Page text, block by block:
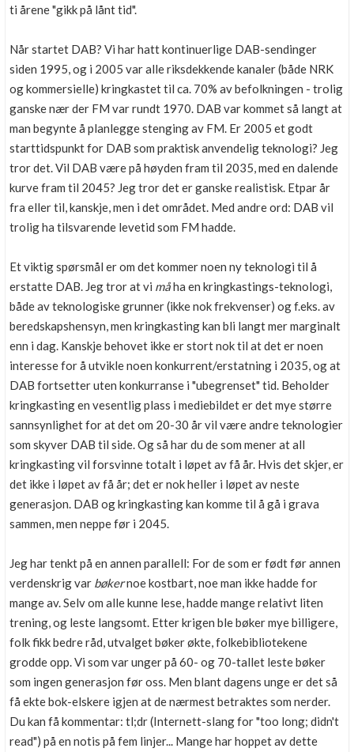
ti årene "gikk på lånt tid".
Når startet DAB? Vi har hatt kontinuerlige DAB-sendinger
siden 1995, og i 2005 var alle riksdekkende kanaler (både NRK
og kommersielle) kringkastet til ca. 70% av befolkningen - trolig
ganske nær der FM var rundt 1970. DAB var kommet så langt at
man begynte å planlegge stenging av FM. Er 2005 et godt
starttidspunkt for DAB som praktisk anvendelig teknologi? Jeg
tror det. Vil DAB være på høyden fram til 2035, med en dalende
kurve fram til 2045? Jeg tror det er ganske realistisk. Etpar år
fra eller til, kanskje, men i det området. Med andre ord: DAB vil
trolig ha tilsvarende levetid som FM hadde.
Et viktig spørsmål er om det kommer noen ny teknologi til å
erstatte DAB. Jeg tror at vi måha en kringkastings-teknologi,
både av teknologiske grunner (ikke nok frekvenser) og f.eks. av
beredskapshensyn, men kringkasting kan bli langt mer marginalt
enn i dag. Kanskje behovet ikke er stort nok til at det er noen
interesse for å utvikle noen konkurrent/erstatning i 2035, og at
DAB fortsetter uten konkurranse i "ubegrenset" tid. Beholder
kringkasting en vesentlig plass i mediebildet er det mye større
sannsynlighet for at det om 20-30 år vil være andre teknologier
som skyver DAB til side. Og så har du de som mener at all
kringkasting vil forsvinne totalt i løpet av få år. Hvis det skjer, er
det ikke i løpet av få år; det er nok heller i løpet av neste
generasjon. DAB og kringkasting kan komme til å gå i grava
sammen, men neppe før i 2045.
Jeg har tenkt på en annen parallell: For de som er født før annen
verdenskrig var bøkernoe kostbart, noe man ikke hadde for
mange av. Selv om alle kunne lese, hadde mange relativt liten
trening, og leste langsomt. Etter krigen ble bøker mye billigere,
folk fikk bedre råd, utvalget bøker økte, folkebibliotekene
grodde opp. Vi som var unger på 60- og 70-tallet leste bøker
som ingen generasjon før oss. Men blant dagens unge er det så
få ekte bok-elskere igjen at de nærmest betraktes som nerder.
Du kan få kommentar: tl;dr (Internett-slang for "too long; didn't
read") på en notis på fem linjer... Mange har hoppet av dette